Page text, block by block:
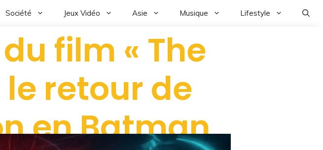
Société Jeux Vidéo Asie Musique Lifestyle
film « The
le retour de
en Batman